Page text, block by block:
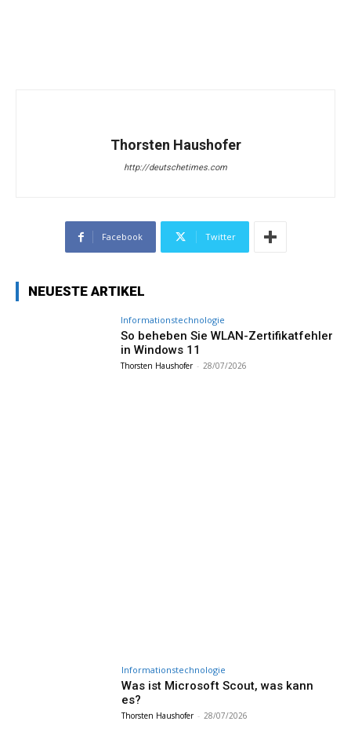
Thorsten Haushofer
http://deutschetimes.com
Facebook Twitter
NEUESTE ARTIKEL
Informationstechnologie
So beheben Sie WLAN-Zertifikatfehler
in Windows 11
Thorsten Haushofer - 28/07/2026
Informationstechnologie
Was ist Microsoft Scout, was kann
es?
Thorsten Haushofer - 28/07/2026